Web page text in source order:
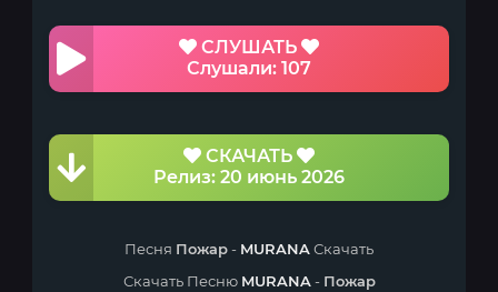
СЛУШАТЬ
Слушали: 107
СКАЧАТЬ
Релиз: 20 июнь 2026
Песня Пожар- MURANAСкачать
Скачать Песню MURANA- Пожар